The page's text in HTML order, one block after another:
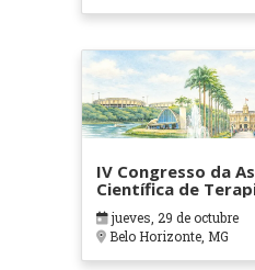
IV Congresso da
Científica de
em Contextos
Cuidados Paliativos
jueves, 29 de octubre
Belo Horizonte, MG